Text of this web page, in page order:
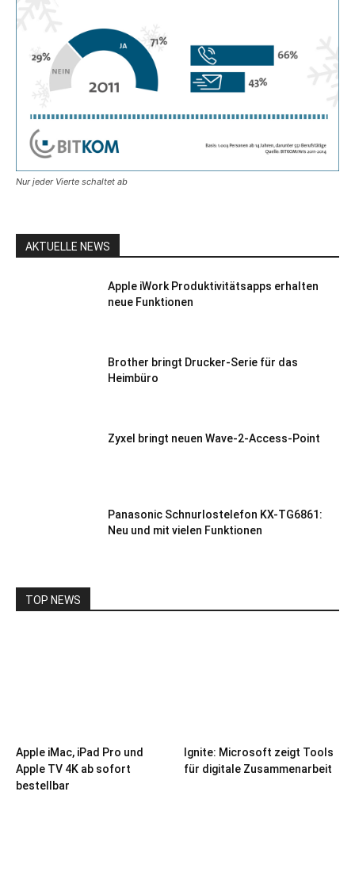
Nur jeder Vierte schaltet ab
AKTUELLE NEWS
Apple iWork Produktivitätsapps erhalten
neue Funktionen
Brother bringt Drucker-Serie für das
Heimbüro
Zyxel bringt neuen Wave-2-Access-Point
Panasonic Schnurlostelefon KX-TG6861:
Neu und mit vielen Funktionen
TOP NEWS
Apple iMac, iPad Pro und
Apple TV 4K ab sofort
bestellbar
Ignite: Microsoft zeigt Tools
für digitale Zusammenarbeit